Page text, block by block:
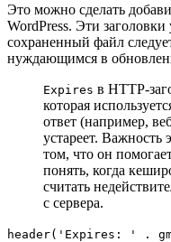
Это можно сделать
WordPress. Эти заголовки
сохраненный файл
нуждающимся в
Expires в HTTP-
которая
ответ (например,
устареет. Важность
том, что он
понять, когда
считать
с сервера.
header('Expires: ' .